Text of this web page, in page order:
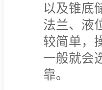
以及锥底
法兰、液
较简单，
一般就会
靠。